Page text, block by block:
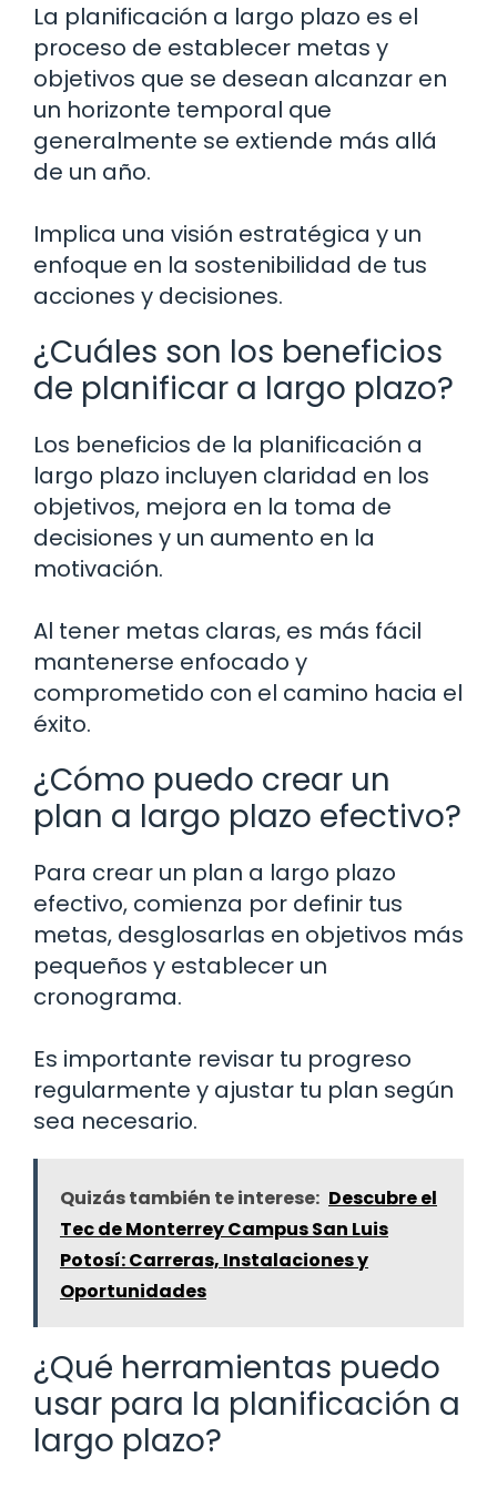
La planificación a largo plazo es el
proceso de establecer metas y
objetivos que se desean alcanzar en
un horizonte temporal que
generalmente se extiende más allá
de un año.
Implica una visión estratégica y un
enfoque en la sostenibilidad de tus
acciones y decisiones.
¿Cuáles son los beneficios
de planificar a largo plazo?
Los beneficios de la planificación a
largo plazo incluyen claridad en los
objetivos, mejora en la toma de
decisiones y un aumento en la
motivación.
Al tener metas claras, es más fácil
mantenerse enfocado y
comprometido con el camino hacia el
éxito.
¿Cómo puedo crear un
plan a largo plazo efectivo?
Para crear un plan a largo plazo
efectivo, comienza por definir tus
metas, desglosarlas en objetivos más
pequeños y establecer un
cronograma.
Es importante revisar tu progreso
regularmente y ajustar tu plan según
sea necesario.
Quizás también te interese: Descubre el
Tec de Monterrey Campus San Luis
Potosí: Carreras, Instalaciones y
Oportunidades
¿Qué herramientas puedo
usar para la planificación a
largo plazo?